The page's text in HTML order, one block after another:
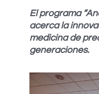
El programa
acerca la
medicina de
generaciones.